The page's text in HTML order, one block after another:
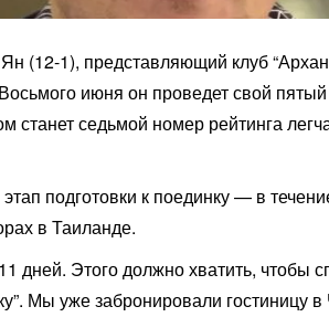
(12-1), представляющий клуб
июня он проведет свой
станет седьмой номер рейтинга
подготовки к поединку — в
в Таиланде.
дней. Этого должно хватить, чтобы
Мы уже забронировали гостиницу